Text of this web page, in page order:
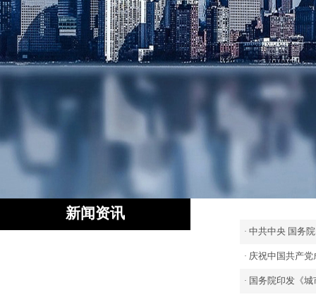
新闻资讯
· 中共中央 国务
· 庆祝中国共产
· 国务院印发《